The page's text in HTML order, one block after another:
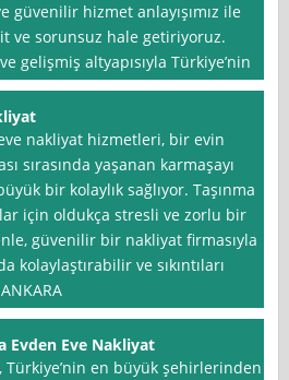
güvenilir hizmet anlayışımız ile
ve sorunsuz hale getiriyoruz.
gelişmiş altyapısıyla Türkiye’nin
nakliyat hizmetleri, bir evin
sırasında yaşanan karmaşayı
bir kolaylık sağlıyor. Taşınma
için oldukça stresli ve zorlu bir
güvenilir bir nakliyat firmasıyla
kolaylaştırabilir ve sıkıntıları
Evden Eve Nakliyat
Türkiye’nin en büyük şehirlerinden